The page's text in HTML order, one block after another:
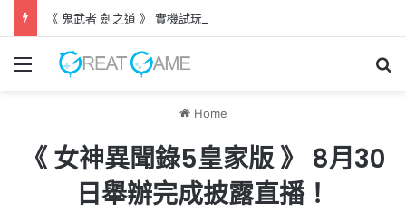
《 鬼武者 劍之道 》 實機試玩報告 源義經將是事件的起源！？
Menu
Home
《 女神異聞錄5皇家版 》 8月30
日舉辦完成披露直播！